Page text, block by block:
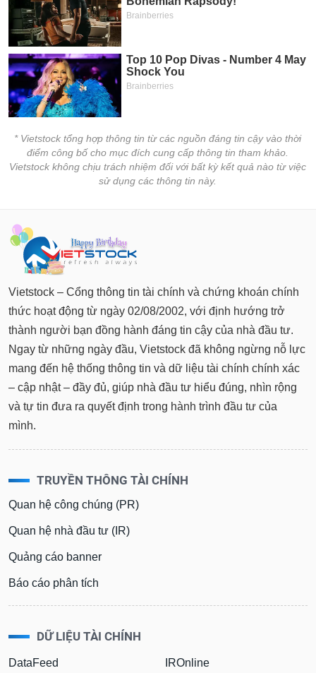
* Vietstock tổng hợp thông tin từ các nguồn đáng tin cậy vào thời
điểm công bố cho mục đích cung cấp thông tin tham khảo.
Vietstock không chịu trách nhiệm đối với bất kỳ kết quả nào từ việc
sử dụng các thông tin này.
Vietstock – Cổng thông tin tài chính và chứng khoán chính
thức hoạt động từ ngày 02/08/2002, với định hướng trở
thành người bạn đồng hành đáng tin cậy của nhà đầu tư.
Ngay từ những ngày đầu, Vietstock đã không ngừng nỗ lực
mang đến hệ thống thông tin và dữ liệu tài chính chính xác
– cập nhật – đầy đủ, giúp nhà đầu tư hiểu đúng, nhìn rộng
và tự tin đưa ra quyết định trong hành trình đầu tư của
mình.
TRUYỀN THÔNG TÀI CHÍNH
Quan hệ công chúng (PR)
Quan hệ nhà đầu tư (IR)
Quảng cáo banner
Báo cáo phân tích
DỮ LIỆU TÀI CHÍNH
DataFeed
IROnline